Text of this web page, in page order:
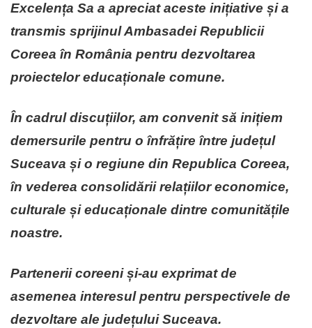
Excelența Sa a apreciat aceste inițiative și a
transmis sprijinul Ambasadei Republicii
Coreea în România pentru dezvoltarea
proiectelor educaționale comune.
În cadrul discuțiilor, am convenit să inițiem
demersurile pentru o înfrățire între județul
Suceava și o regiune din Republica Coreea,
în vederea consolidării relațiilor economice,
culturale și educaționale dintre comunitățile
noastre.
Partenerii coreeni și-au exprimat de
asemenea interesul pentru perspectivele de
dezvoltare ale județului Suceava.